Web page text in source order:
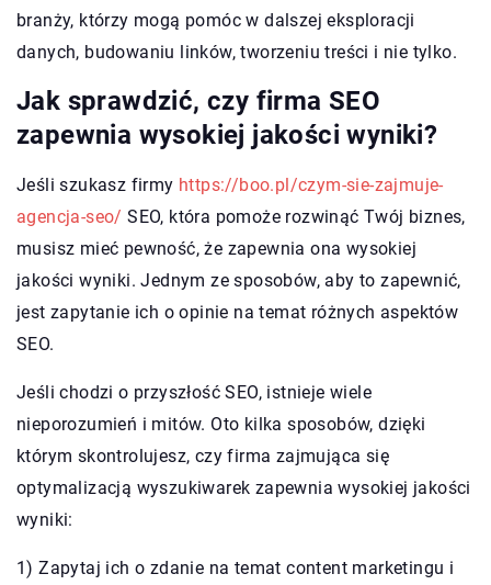
branży, którzy mogą pomóc w dalszej eksploracji
danych, budowaniu linków, tworzeniu treści i nie tylko.
Jak sprawdzić, czy firma SEO
zapewnia wysokiej jakości wyniki?
Jeśli szukasz firmy https://boo.pl/czym-sie-zajmuje-
agencja-seo/ SEO, która pomoże rozwinąć Twój biznes,
musisz mieć pewność, że zapewnia ona wysokiej
jakości wyniki. Jednym ze sposobów, aby to zapewnić,
jest zapytanie ich o opinie na temat różnych aspektów
SEO.
Jeśli chodzi o przyszłość SEO, istnieje wiele
nieporozumień i mitów. Oto kilka sposobów, dzięki
którym skontrolujesz, czy firma zajmująca się
optymalizacją wyszukiwarek zapewnia wysokiej jakości
wyniki:
1) Zapytaj ich o zdanie na temat content marketingu i